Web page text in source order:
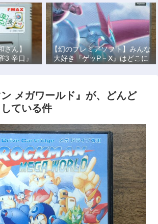
さん】
3 辛口』
って戦っ
【幻のプレミアソフト】みんな
大好き『ゲッP－X』はどこに
もない！
ン メガワールド』が、どんど
ている件